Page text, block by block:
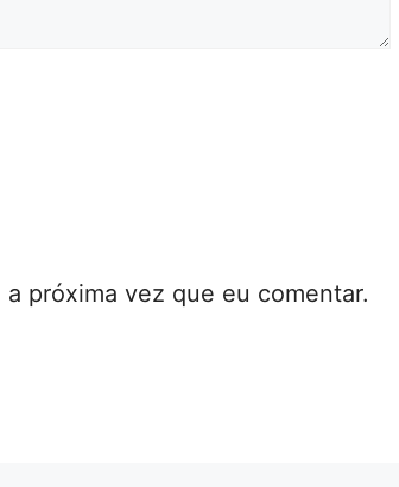
próxima vez que eu comentar.